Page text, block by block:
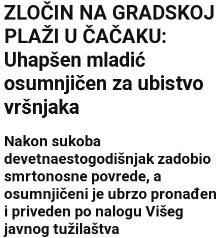
ZLOČIN NA GRADSKOJ
PLAŽI U ČAČAKU:
Uhapšen mladić
osumnjičen za ubistvo
vršnjaka
Nakon sukoba
devetnaestogodišnjak zadobio
smrtonosne povrede, a
osumnjičeni je ubrzo pronađen
i priveden po nalogu Višeg
javnog tužilaštva